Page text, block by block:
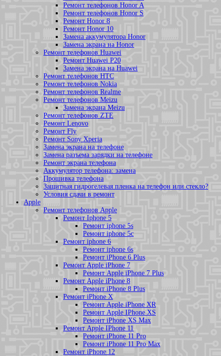
Ремонт телефонов Honor A
Ремонт телефонов Honor S
Ремонт Honor 8
Ремонт Honor 10
Замена аккумулятора Honor
Замена экрана на Honor
Ремонт телефонов Huawei
Ремонт Huawei P20
Замена экрана на Huawei
Ремонт телефонов HTC
Ремонт телефонов Nokia
Ремонт телефонов Realme
Ремонт телефонов Meizu
Замена экрана Meizu
Ремонт телефонов ZTE
Ремонт Lenovo
Ремонт Fly
Ремонт Sony Xperia
Замена экрана на телефоне
Замена разъема зарядки на телефоне
Ремонт экрана телефона
Аккумулятор телефона: замена
Прошивка телефона
Защитная гидрогелевая пленка на телефон или стекло?
Условия сдачи в ремонт
Apple
Ремонт телефонов Apple
Ремонт Iphone 5
Ремонт iphone 5s
Ремонт iphone 5c
Ремонт iphone 6
Ремонт iphone 6s
Ремонт iPhone 6 Plus
Ремонт Apple iPhone 7
Ремонт Apple iPhone 7 Plus
Ремонт Apple iPhone 8
Ремонт iPhone 8 Plus
Ремонт iPhone X
Ремонт Apple iPhone XR
Ремонт Apple IPhone XS
Ремонт iPhone XS Max
Ремонт Apple IPhone 11
Ремонт iPhone 11 Pro
Ремонт iPhone 11 Pro Max
Ремонт iPhone 12